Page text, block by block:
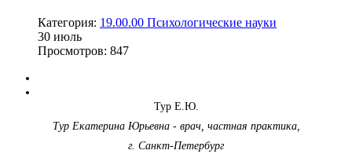
Категория: 19.00.00 Психологические науки
30 июль
Просмотров: 847
Тур Е.Ю.
Тур Екатерина Юрьевна - врач, частная практика,
г. Санкт-Петербург